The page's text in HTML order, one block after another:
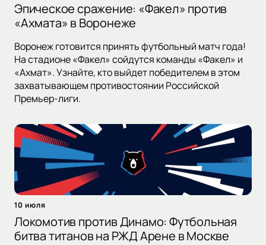
Эпическое сражение: «Факел» против
«Ахмата» в Воронеже
Воронеж готовится принять футбольный матч года!
На стадионе «Факел» сойдутся команды «Факел» и
«Ахмат». Узнайте, кто выйдет победителем в этом
захватывающем противостоянии Российской
Премьер-лиги.
10 июля
Локомотив против Динамо: Футбольная
битва титанов на РЖД Арене в Москве